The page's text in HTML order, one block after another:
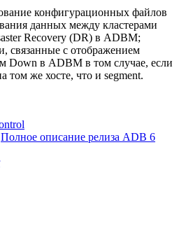
конфигурационных файлов
данных между кластерами
Recovery (DR) в ADBM;
связанные с отображением
Down в ADBM в том случае, если
том же хосте, что и segment.
Полное описание релиза ADB 6